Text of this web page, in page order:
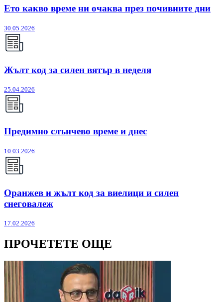
Ето какво време ни очаква през почивните дни
30.05.2026
Жълт код за силен вятър в неделя
25.04.2026
Предимно слънчево време и днес
10.03.2026
Оранжев и жълт код за виелици и силен
снеговалеж
17.02.2026
ПРОЧЕТЕТЕ ОЩЕ